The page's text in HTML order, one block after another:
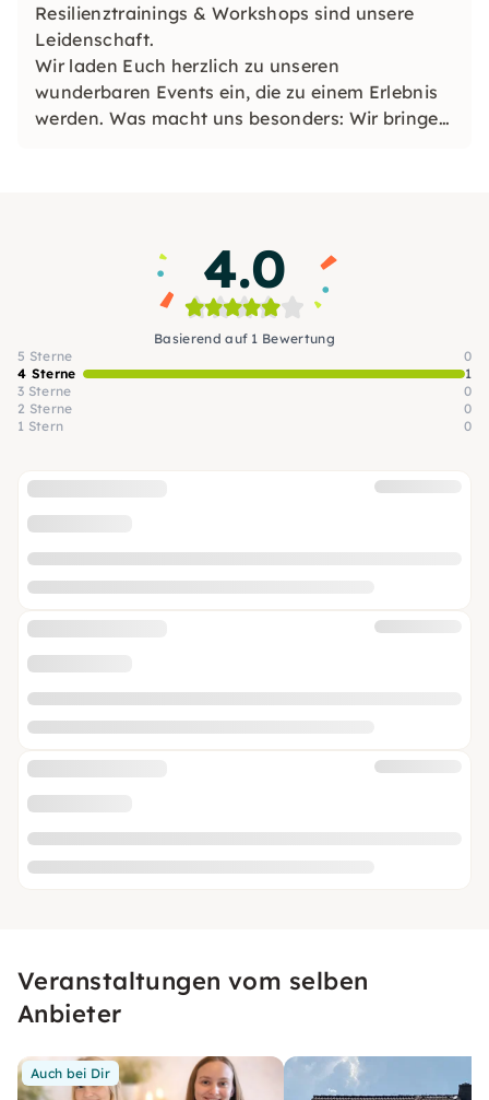
Resilienztrainings & Workshops sind unsere
Leidenschaft.
Wir laden Euch herzlich zu unseren
wunderbaren Events ein, die zu einem Erlebnis
werden. Was macht uns besonders: Wir bringen
4.0
Basierend auf 1 Bewertung
5 Sterne
0
4 Sterne
1
3 Sterne
0
2 Sterne
0
1 Stern
0
Veranstaltungen vom selben
Anbieter
Auch bei Dir